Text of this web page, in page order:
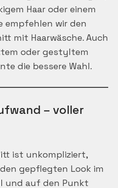
Haar oder einem
empfehlen wir den
mit Haarwäsche. Auch
oder gestyltem
die bessere Wahl.
– voller
ist unkompliziert,
gepflegten Look im
und auf den Punkt